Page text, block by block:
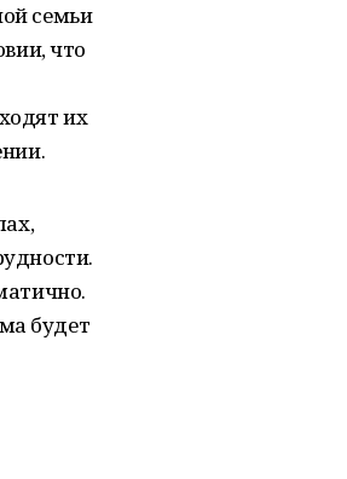
семьи
что
их
будет